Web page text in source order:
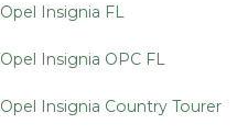
Opel Insignia FL
Opel Insignia OPC FL
Opel Insignia Country Tourer